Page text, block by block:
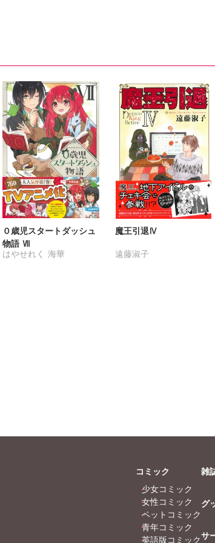
０歳児スタートダッシュ
物語 Ⅶ
はやせれく
海華
魔王引退Ⅳ
遠藤淑子
コミック
少女コミック
女性コミック
ペットコミック
青年コミック
英語版コミック
雑
グ
サ